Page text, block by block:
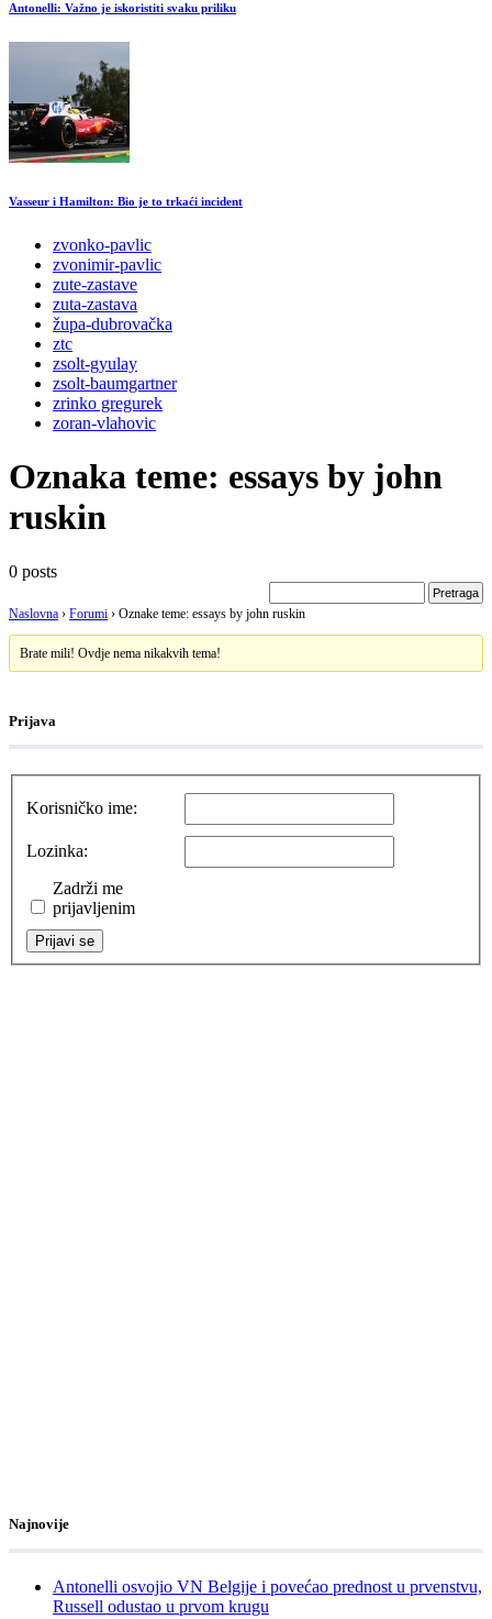
Antonelli: Važno je iskoristiti svaku priliku
Vasseur i Hamilton: Bio je to trkaći incident
zvonko-pavlic
zvonimir-pavlic
zute-zastave
zuta-zastava
župa-dubrovačka
ztc
zsolt-gyulay
zsolt-baumgartner
zrinko gregurek
zoran-vlahovic
Oznaka teme: essays by john
ruskin
0 posts
Naslovna › Forumi › Oznake teme: essays by john ruskin
Brate mili! Ovdje nema nikakvih tema!
Prijava
Korisničko ime:
Lozinka:
Zadrži me
prijavljenim
Prijavi se
Najnovije
Antonelli osvojio VN Belgije i povećao prednost u prvenstvu,
Russell odustao u prvom krugu